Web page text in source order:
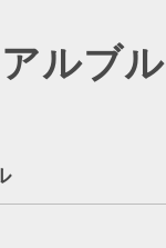
ルブル